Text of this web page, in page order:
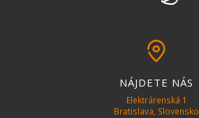
pin
NÁJDETE NÁS
Elektrárenská 1
Bratislava, Slovensko